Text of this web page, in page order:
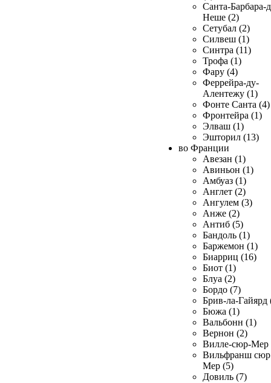
Санта-Барбара-
Неше (2)
Сетубал (2)
Силвеш (1)
Синтра (11)
Трофа (1)
Фару (4)
Феррейра-ду-
Алентежу (1)
Фонте Санта (4)
Фронтейра (1)
Элваш (1)
Эшторил (13)
во Франции
Авезан (1)
Авиньон (1)
Амбуаз (1)
Англет (2)
Ангулем (3)
Анже (2)
Антиб (5)
Бандоль (1)
Баржемон (1)
Биарриц (16)
Биот (1)
Блуа (2)
Бордо (7)
Брив-ла-Гайярд
Бюжа (1)
Вальбонн (1)
Вернон (2)
Вилле-сюр-Мер
Вильфранш сюр
Мер (5)
Довиль (7)